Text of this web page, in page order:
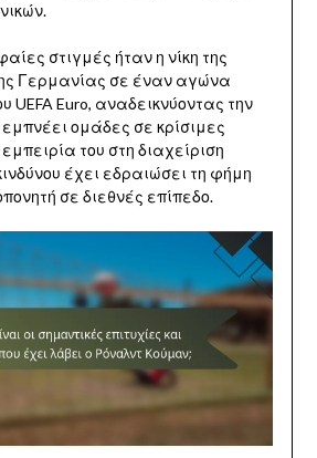
στιγμές ήταν η νίκη της
Γερμανίας σε έναν αγώνα
UEFA Euro, αναδεικνύοντας την
ομάδες σε κρίσιμες
του στη διαχείριση
έχει εδραιώσει τη φήμη
σε διεθνές επίπεδο.